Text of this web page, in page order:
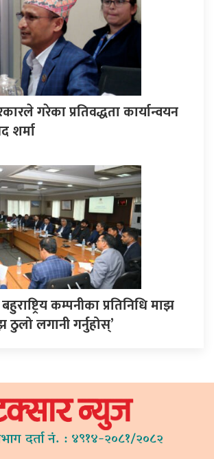
गरेका प्रतिवद्धता कार्यान्वयन
शर्मा
कम्पनीका प्रतिनिधि माझ
लगानी गर्नुहोस्’
दर्ता नं. : ४९१४-२०८१/२०८२